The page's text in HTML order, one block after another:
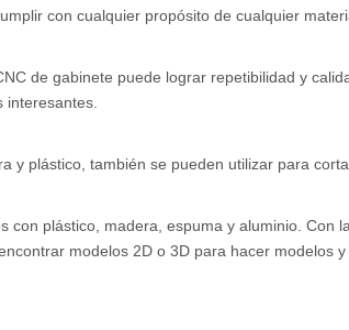
con cualquier propósito de cualquier
de gabinete puede lograr repetibilidad y
y plástico, también se pueden utilizar para
plástico, madera, espuma y aluminio. Con
modelos 2D o 3D para hacer modelos